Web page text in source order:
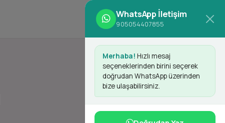
Giriş Yap Kayıt Ol
WhatsApp İletişim
905054407855
Merhaba! Hızlı mesaj
seçeneklerinden birini seçerek
doğrudan WhatsApp üzerinden
bize ulaşabilirsiniz.